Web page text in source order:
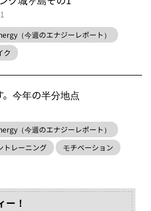
（今週のエナジーレポート）
ク
。今年の半分地点
（今週のエナジーレポート）
トレーニング
モチベーション
ー！